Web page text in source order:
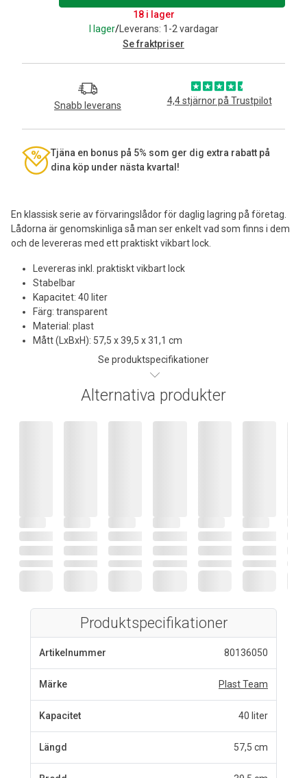
En klassisk serie av förvaringslådor för daglig lagring på företag.
Lådorna är genomskinliga så man ser enkelt vad som finns i dem
och de levereras med ett praktiskt vikbart lock.
Levereras inkl. praktiskt vikbart lock
Stabelbar
Kapacitet: 40 liter
Färg: transparent
Material: plast
Mått (LxBxH): 57,5 x 39,5 x 31,1 cm
Se produktspecifikationer
18 i lager
I lager/Leverans: 1-2 vardagar
Se fraktpriser
Snabb leverans 4,4 stjärnor på Trustpilot
Tjäna en bonus på 5% som ger dig extra rabatt på
dina köp under nästa kvartal!
Alternativa produkter
Produktspecifikationer
Artikelnummer 80136050
Märke Plast Team
Kapacitet 40 liter
Längd 57,5 cm